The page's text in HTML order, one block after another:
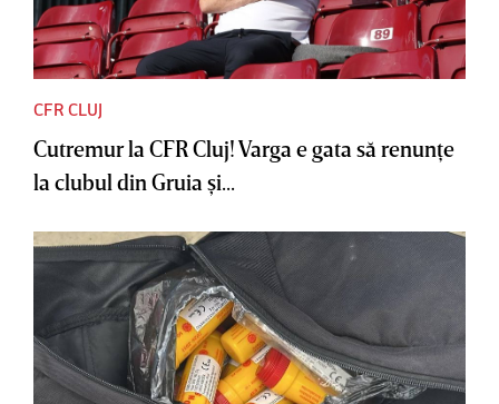
CFR CLUJ
Cutremur la CFR Cluj! Varga e gata să renunţe
la clubul din Gruia şi...